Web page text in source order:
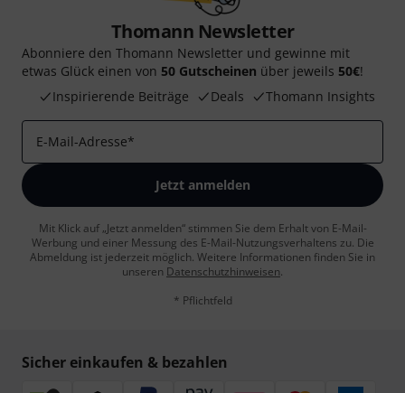
Thomann Newsletter
Abonniere den Thomann Newsletter und gewinne mit
etwas Glück einen von 50 Gutscheinen über jeweils 50€!
Inspirierende Beiträge
Deals Thomann Insights
E-Mail-Adresse*
Jetzt anmelden
Mit Klick auf „Jetzt anmelden“ stimmen Sie dem Erhalt von E-Mail-
Werbung und einer Messung des E-Mail-Nutzungsverhaltens zu. Die
Abmeldung ist jederzeit möglich. Weitere Informationen finden Sie in
unseren Datenschutzhinweisen.
* Pflichtfeld
Sicher einkaufen & bezahlen